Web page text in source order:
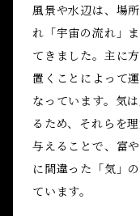
風景や水辺は、場
れ「宇宙の流れ」
てきました。主に
置くことによって
なっています。気
るため、それらを
与えることで、富
に間違った「気」
ています。